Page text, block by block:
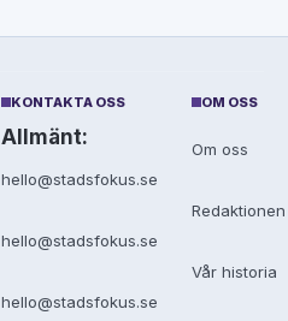
KONTAKTA OSS
Allmänt:
hello@stadsfokus.se
hello@stadsfokus.se
hello@stadsfokus.se
OM OSS
Om oss
Redaktionen
Vår historia